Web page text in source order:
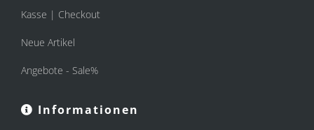
Kasse | Checkout
Neue Artikel
Angebote - Sale%
Informationen